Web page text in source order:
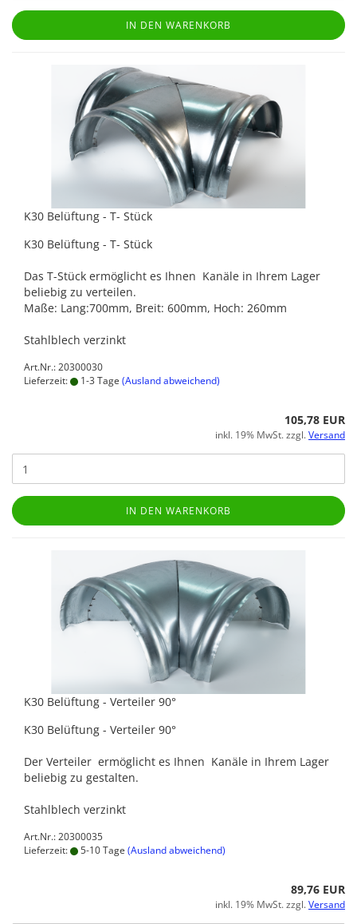
IN DEN WARENKORB
K30 Belüftung - T- Stück
K30 Belüftung - T- Stück
Das T-Stück ermöglicht es Ihnen Kanäle in Ihrem Lager
beliebig zu verteilen.
Maße: Lang:700mm, Breit: 600mm, Hoch: 260mm
Stahlblech verzinkt
Art.Nr.: 20300030
Lieferzeit:
1-3 Tage (Ausland abweichend)
105,78 EUR
inkl. 19% MwSt. zzgl.Versand
IN DEN WARENKORB
K30 Belüftung - Verteiler 90°
K30 Belüftung - Verteiler 90°
Der Verteiler ermöglicht es Ihnen Kanäle in Ihrem Lager
beliebig zu gestalten.
Stahlblech verzinkt
Art.Nr.: 20300035
Lieferzeit:
5-10 Tage (Ausland abweichend)
89,76 EUR
inkl. 19% MwSt. zzgl.Versand